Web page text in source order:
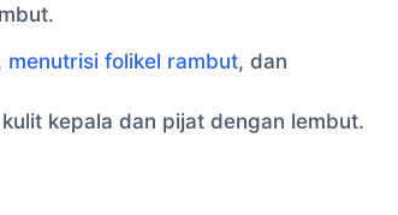
menutrisi folikel rambut, dan
kepala dan pijat dengan lembut.